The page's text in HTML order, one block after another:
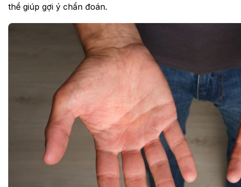
thể giúp gợi ý chẩn đoán.